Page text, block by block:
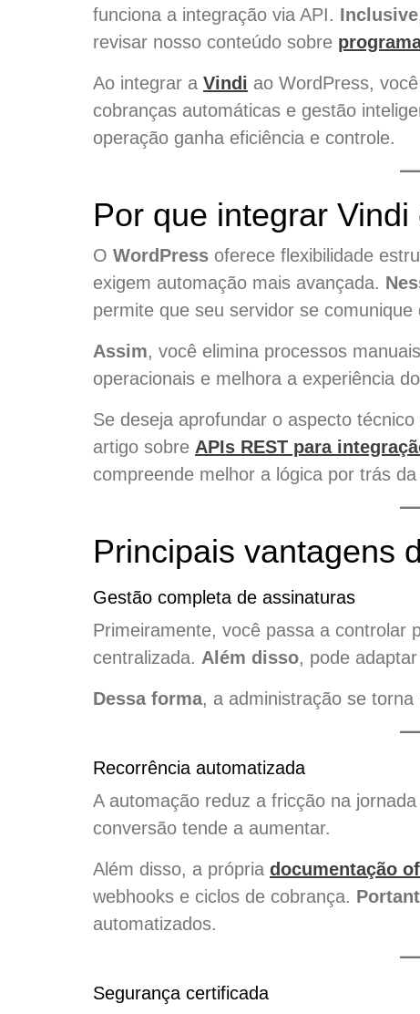
funciona a integração via API. Inclusive
revisar nosso conteúdo sobre
Ao integrar a Vindi ao WordPress,
cobranças automáticas e gestão
operação ganha eficiência e controle.
Por que integrar
O WordPress oferece flexibilidade
exigem automação mais avançada.
permite que seu servidor se
Assim, você elimina processos
operacionais e melhora a experiência
Se deseja aprofundar o aspecto
artigo sobre APIs REST para
compreende melhor a lógica por trás
Principais vantagens
Gestão completa de assinaturas
Primeiramente, você passa a controlar
centralizada. Além disso, pode
Dessa forma, a administração se torna
Recorrência automatizada
A automação reduz a fricção na
conversão tende a aumentar.
Além disso, a própria documentação
webhooks e ciclos de cobrança.
automatizados.
Segurança certificada